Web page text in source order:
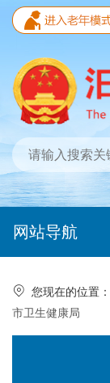
网站导航
您现在的位置：
市卫生健康局